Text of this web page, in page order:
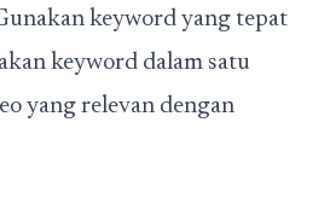
keyword yang tepat
keyword dalam satu
yang relevan dengan